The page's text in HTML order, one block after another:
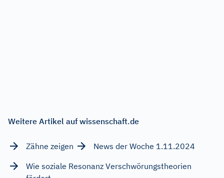
Weitere Artikel auf wissenschaft.de
Zähne zeigen
News der Woche 1.11.2024
Wie soziale Resonanz Verschwörungstheorien